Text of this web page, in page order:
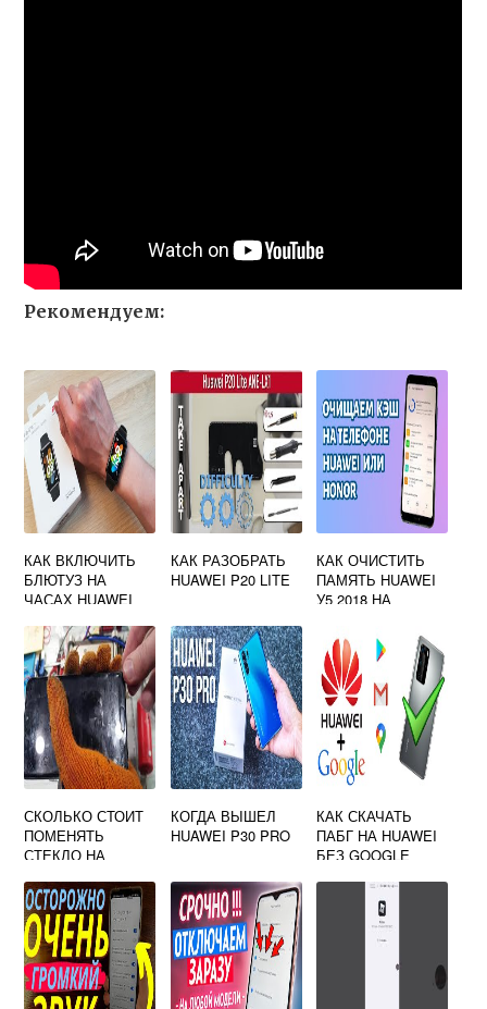
Рекомендуем:
КАК ВКЛЮЧИТЬ
БЛЮТУЗ НА
ЧАСАХ HUAWEI
КАК РАЗОБРАТЬ
HUAWEI P20 LITE
КАК ОЧИСТИТЬ
ПАМЯТЬ HUAWEI
У5 2018 НА
СКОЛЬКО СТОИТ
ПОМЕНЯТЬ
СТЕКЛО НА
HUAWEI
КОГДА ВЫШЕЛ
HUAWEI P30 PRO
КАК СКАЧАТЬ
ПАБГ НА HUAWEI
БЕЗ GOOGLE